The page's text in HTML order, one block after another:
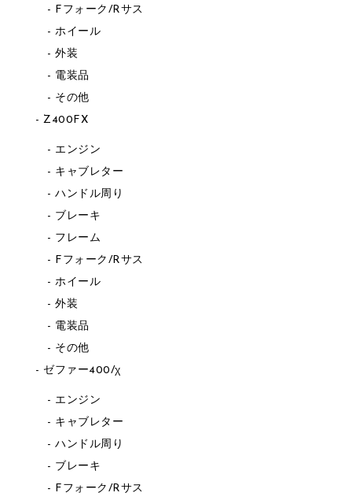
Fフォーク/Rサス
ホイール
外装
電装品
その他
Z400FX
エンジン
キャブレター
ハンドル周り
ブレーキ
フレーム
Fフォーク/Rサス
ホイール
外装
電装品
その他
ゼファー400/χ
エンジン
キャブレター
ハンドル周り
ブレーキ
Fフォーク/Rサス